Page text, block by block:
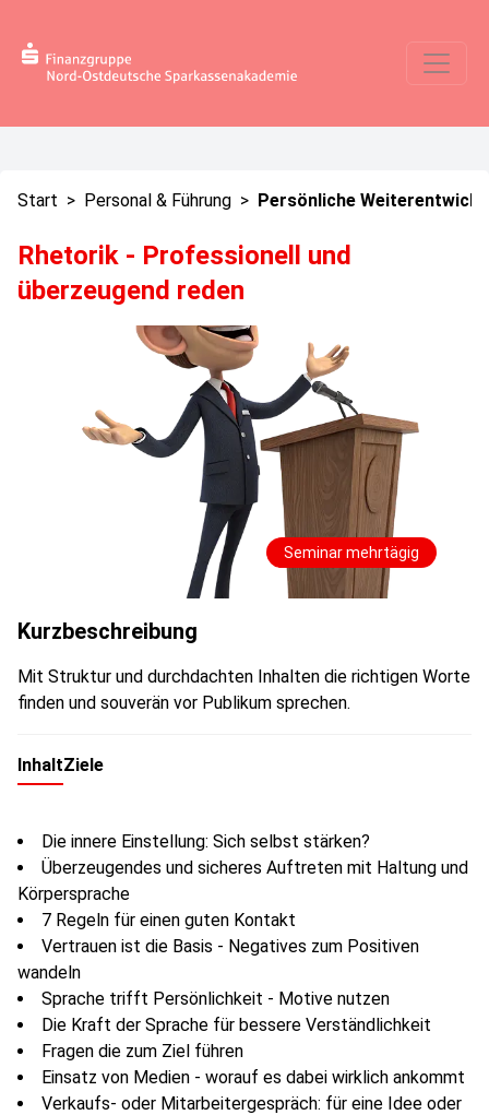
Start > Personal & Führung > Persönliche
Rhetorik - Professionell und
überzeugend reden
Seminar mehrtägig
Kurzbeschreibung
Mit Struktur und durchdachten Inhalten die richtigen Worte
finden und souverän vor Publikum sprechen.
InhaltZiele
Die innere Einstellung: Sich selbst stärken?
Überzeugendes und sicheres Auftreten mit Haltung und
Körpersprache
7 Regeln für einen guten Kontakt
Vertrauen ist die Basis - Negatives zum Positiven
wandeln
Sprache trifft Persönlichkeit - Motive nutzen
Die Kraft der Sprache für bessere Verständlichkeit
Fragen die zum Ziel führen
Einsatz von Medien - worauf es dabei wirklich ankommt
Verkaufs- oder Mitarbeitergespräch: für eine Idee oder